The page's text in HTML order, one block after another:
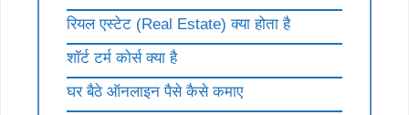
रियल एस्टेट (Real Estate) क्या होता है
शॉर्ट टर्म कोर्स क्या है
घर बैठे ऑनलाइन पैसे कैसे कमाए